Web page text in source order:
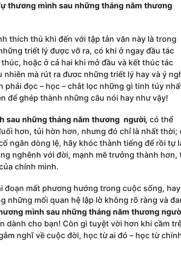
thương mình sau những tháng năm thương
thích thú khi đến với tập tản văn này là trong
triết lý được vỡ ra, có khi ở ngay đầu tác
hoặc ở cả hai khi mở đầu và kết thúc tác
nhiên mà rút ra đươc những triết lý hay và ý
phải đọc – học – chắt lọc những gì tinh túy
để ghép thành những câu nói hay như vậy!
sau những tháng năm thương người,có thể
hơn, tủi hờn hơn, nhưng đó chỉ là nhất thời;
ngăn dòng lệ, hãy khóc thành tiếng để rồi tự
nghênh với đời, mạnh mẽ trưởng thành hơn,
chính mình.
đoạn mất phương hướng trong cuộc sống, hay
những mối quan hệ lập lờ không rõ ràng và
mình sau những tháng năm thương
dành cho bạn! Còn gì tuyệt vời hơn khi cầm
nghĩ về cuộc đời, học từ ai đó – học từ